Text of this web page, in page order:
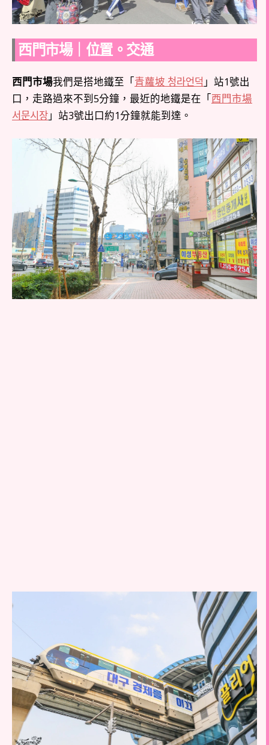
西門市場｜位置。交通
西門市場我們是搭地鐵至「青蘿坡 청라언덕 」站1號出
口，走路過來不到5分鐘，最近的地鐵是在「西門市場
서문시장」站3號出口約1分鐘就能到達。